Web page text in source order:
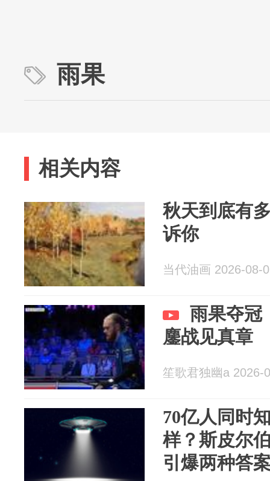
雨果
相关内容
秋天到底有
诉你
当代油画 2026-08-
雨果夺冠
鏖战见真章
笙歌君独幽a 2026-
70亿人同时
样？斯皮尔
引爆两种答